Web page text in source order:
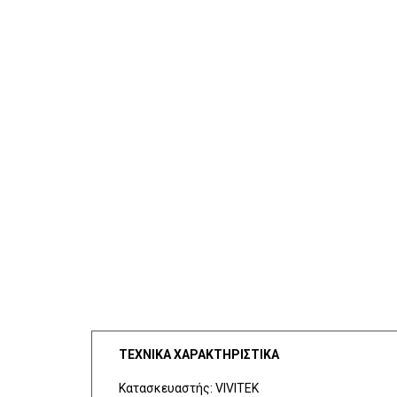
ΤΕΧΝΙΚΑ ΧΑΡΑΚΤΗΡΙΣΤΙΚΑ
Κατασκευαστής: VIVITEK